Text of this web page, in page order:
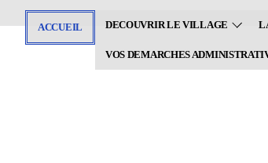
Aller
au
contenu
ACCUEIL DECOUVRIR LE VILLAGE
VOS DEMARCHES